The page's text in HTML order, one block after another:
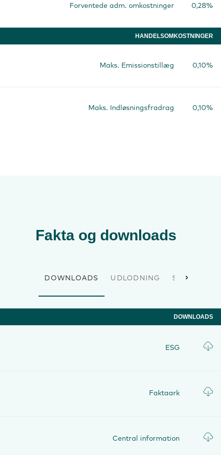
Forventede adm. omkostninger 0,28%
HANDELSOMKOSTNINGER
Maks. Emissionstillæg 0,10%
Maks. Indløsningsfradrag 0,10%
Fakta og downloads
DOWNLOADS UDLODNING STAMDATA
DOWNLOADS
ESG
Faktaark
Central information